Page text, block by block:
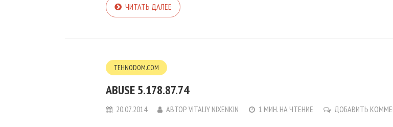
ЧИТАТЬ ДАЛЕЕ
TEHNODOM.COM
ABUSE 5.178.87.74
20.07.2014 АВТОР VITALIY NIXENKIN 1 МИН. НА ЧТЕНИЕ ДОБАВИТЬ